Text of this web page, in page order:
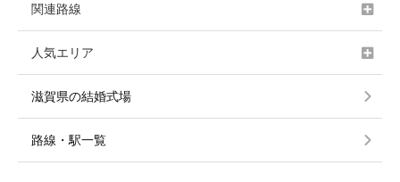
関連路線
人気エリア
滋賀県の結婚式場
路線・駅一覧